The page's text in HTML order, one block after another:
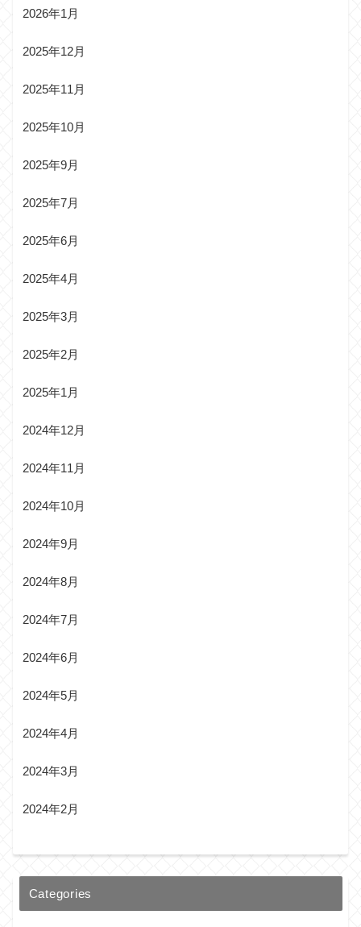
2026年1月
2025年12月
2025年11月
2025年10月
2025年9月
2025年7月
2025年6月
2025年4月
2025年3月
2025年2月
2025年1月
2024年12月
2024年11月
2024年10月
2024年9月
2024年8月
2024年7月
2024年6月
2024年5月
2024年4月
2024年3月
2024年2月
Categories